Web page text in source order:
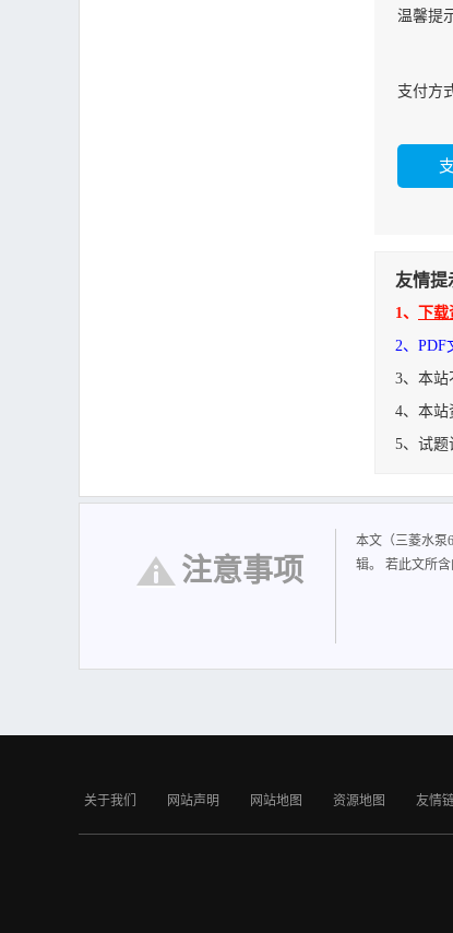
温馨提
支付方
友情提
1、
下
2、PDF
3、本站
4、本站
5、试题
注意事项
本文（三菱水泵
辑。 若此文所
关于我们 网站声明 网站地图 资源地图 友情